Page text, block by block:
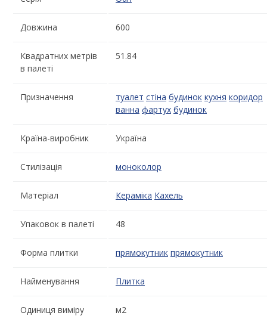
Довжина 600
Квадратних метрів
в палеті
51.84
Призначення туалет стіна будинок кухня коридор
ванна фартух будинок
Країна-виробник Україна
Стилізація моноколор
Матеріал Кераміка Кахель
Упаковок в палеті 48
Форма плитки прямокутник прямокутник
Найменування Плитка
Одиниця виміру м2